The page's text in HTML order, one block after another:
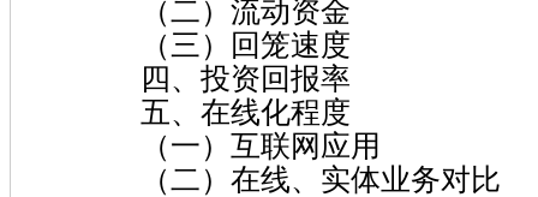
（二）流动资金
（三）回笼速度
四、投资回报率
五、在线化程度
（一）互联网应用
（二）在线、实体业务对比